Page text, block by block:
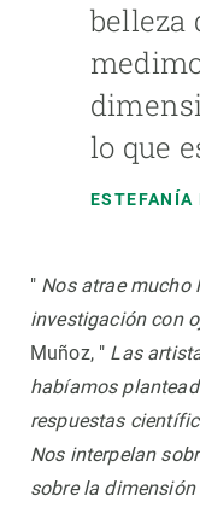
belleza
lo que
ESTEFANÍA
" Nos atrae mucho
investigación con
Muñoz, " Las
habíamos
respuestas
Nos interpelan
sobre la